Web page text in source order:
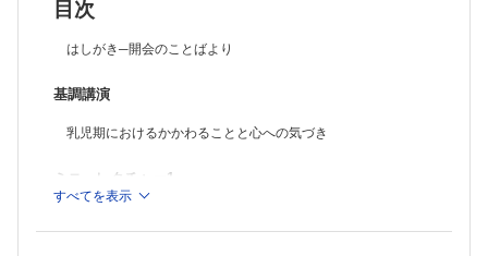
目次
はしがき─開会のことばより
基調講演
乳児期におけるかかわることと心への気づき
ミニ・レクチャー1
すべてを表示